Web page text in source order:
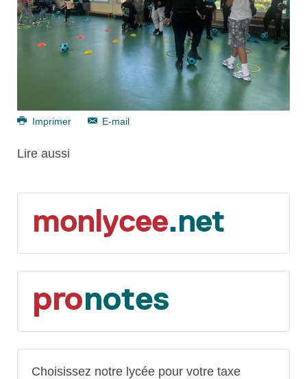
Imprimer E-mail
Lire aussi
Choisissez notre lycée pour votre taxe